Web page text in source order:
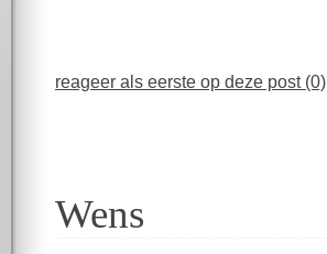
reageer als eerste op deze post (0)
Wens